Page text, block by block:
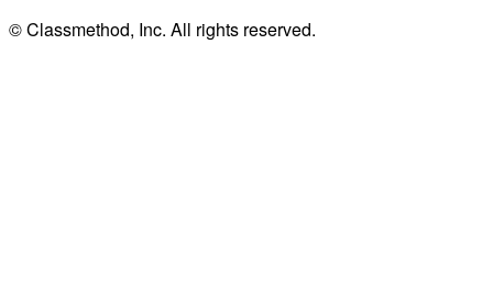
© Classmethod, Inc. All rights reserved.